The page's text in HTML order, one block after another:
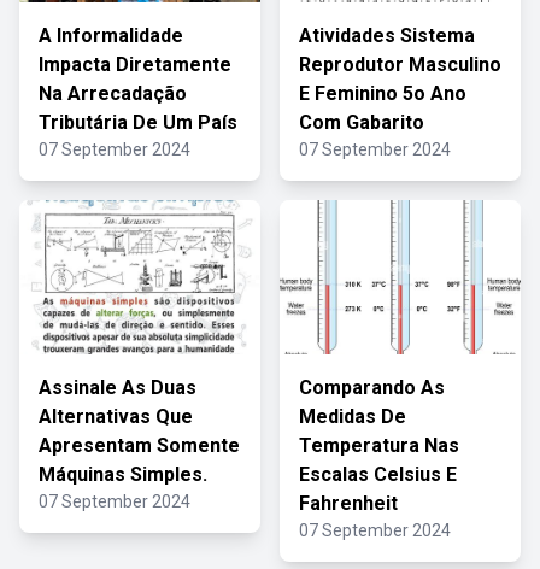
A Informalidade
Impacta Diretamente
Na Arrecadação
Tributária De Um País
07 September 2024
Atividades Sistema
Reprodutor Masculino
E Feminino 5o Ano
Com Gabarito
07 September 2024
Assinale As Duas
Alternativas Que
Apresentam Somente
Máquinas Simples.
07 September 2024
Comparando As
Medidas De
Temperatura Nas
Escalas Celsius E
Fahrenheit
07 September 2024